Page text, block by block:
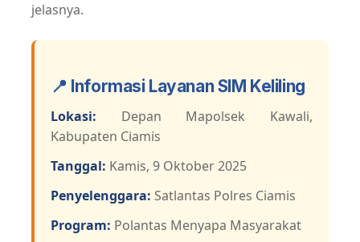
jelasnya.
📍 Informasi Layanan SIM Keliling
Lokasi: Depan Mapolsek Kawali,
Kabupaten Ciamis
Tanggal: Kamis, 9 Oktober 2025
Penyelenggara: Satlantas Polres Ciamis
Program: Polantas Menyapa Masyarakat